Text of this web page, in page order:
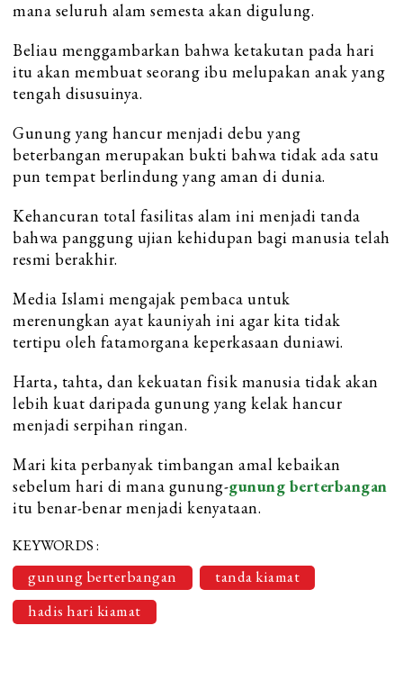
mana seluruh alam semesta akan digulung.
Beliau menggambarkan bahwa ketakutan pada hari
itu akan membuat seorang ibu melupakan anak yang
tengah disusuinya.
Gunung yang hancur menjadi debu yang
beterbangan merupakan bukti bahwa tidak ada satu
pun tempat berlindung yang aman di dunia.
Kehancuran total fasilitas alam ini menjadi tanda
bahwa panggung ujian kehidupan bagi manusia telah
resmi berakhir.
Media Islami mengajak pembaca untuk
merenungkan ayat kauniyah ini agar kita tidak
tertipu oleh fatamorgana keperkasaan duniawi.
Harta, tahta, dan kekuatan fisik manusia tidak akan
lebih kuat daripada gunung yang kelak hancur
menjadi serpihan ringan.
Mari kita perbanyak timbangan amal kebaikan
sebelum hari di mana gunung-gunung berterbangan
itu benar-benar menjadi kenyataan.
KEYWORDS :
gunung berterbangan
tanda kiamat
hadis hari kiamat